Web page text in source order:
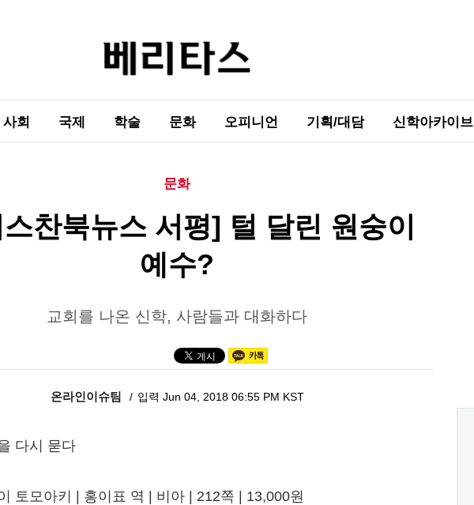
사회 국제 학술 문화 오피니언 기획/대담 신학아카이브
문화
찬북뉴스 서평] 털 달린 원숭이
예수?
교회를 나온 신학, 사람들과 대화하다
온라인이슈팀 입력 Jun 04, 2018 06:55 PM KST
다시 묻다
토모아키 | 홍이표 역 | 비아 | 212쪽 | 13,000원